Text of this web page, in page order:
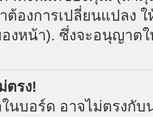
ต้องการเปลี่ยนแปลง
งหน้า). ซึ่งจะอนุญาต
ตรง!
นบอร์ด อาจไม่ตรงกั